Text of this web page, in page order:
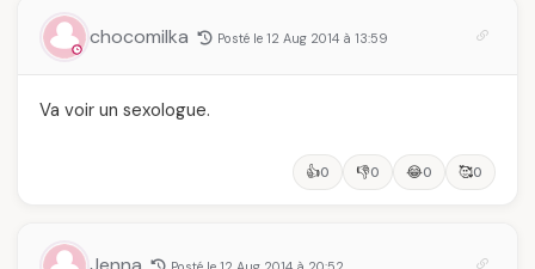
chocomilka Posté le 12 Aug 2014 à 13:59
Va voir un sexologue.
👍0 👎0 😂0 🥰0